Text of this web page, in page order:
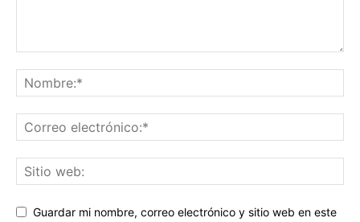
Guardar mi nombre, correo electrónico y sitio web en este